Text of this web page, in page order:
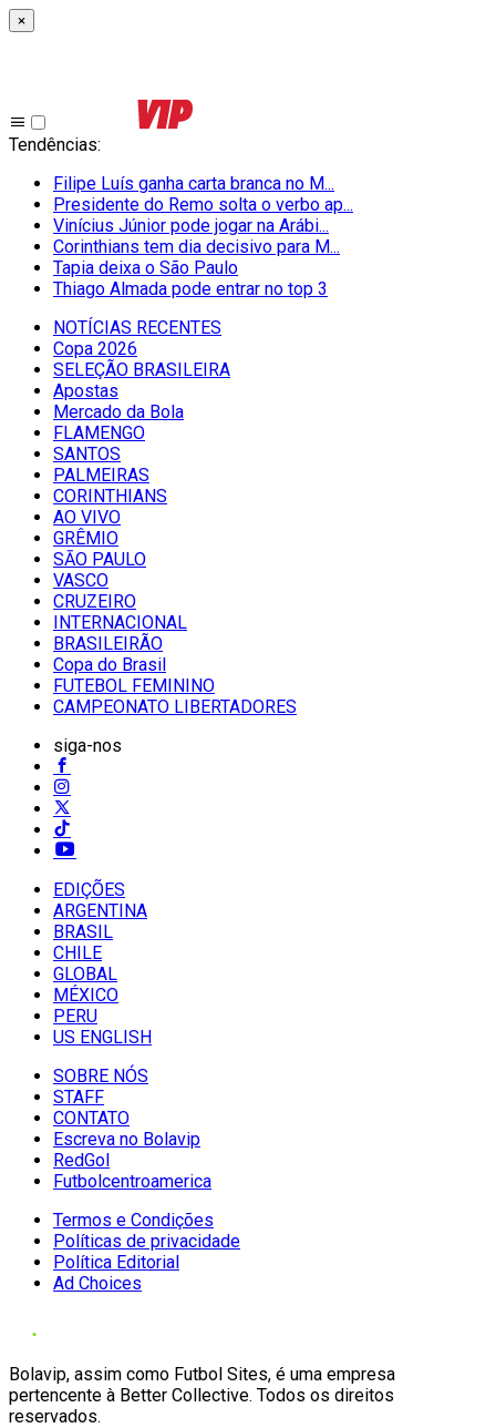
×
Tendências:
Filipe Luís ganha carta branca no M...
Presidente do Remo solta o verbo ap...
Vinícius Júnior pode jogar na Arábi...
Corinthians tem dia decisivo para M...
Tapia deixa o São Paulo
Thiago Almada pode entrar no top 3
NOTÍCIAS RECENTES
Copa 2026
SELEÇÃO BRASILEIRA
Apostas
Mercado da Bola
FLAMENGO
SANTOS
PALMEIRAS
CORINTHIANS
AO VIVO
GRÊMIO
SĀO PAULO
VASCO
CRUZEIRO
INTERNACIONAL
BRASILEIRÃO
Copa do Brasil
FUTEBOL FEMININO
CAMPEONATO LIBERTADORES
siga-nos
EDIÇÕES
ARGENTINA
BRASIL
CHILE
GLOBAL
MÉXICO
PERU
US ENGLISH
SOBRE NÓS
STAFF
CONTATO
Escreva no Bolavip
RedGol
Futbolcentroamerica
Termos e Condições
Políticas de privacidade
Política Editorial
Ad Choices
Bolavip, assim como Futbol Sites, é uma empresa
pertencente à Better Collective. Todos os direitos
reservados.